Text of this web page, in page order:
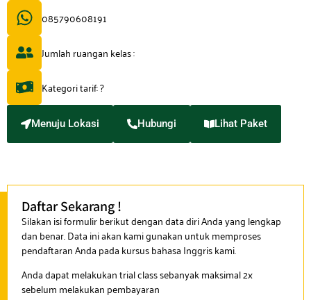
085790608191
Jumlah ruangan kelas :
Kategori tarif: ?
Menuju Lokasi Hubungi Lihat Paket
Daftar Sekarang !
Silakan isi formulir berikut dengan data diri Anda yang lengkap
dan benar. Data ini akan kami gunakan untuk memproses
pendaftaran Anda pada kursus bahasa Inggris kami.
Anda dapat melakukan trial class sebanyak maksimal 2x
sebelum melakukan pembayaran